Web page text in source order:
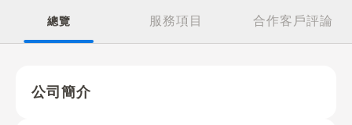
總覽 服務項目 合作客戶評論
公司簡介